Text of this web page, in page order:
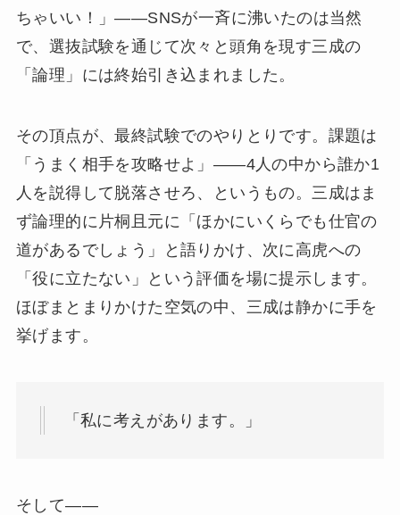
ちゃいい！」——SNSが一斉に沸いたのは当然
で、選抜試験を通じて次々と頭角を現す三成の
「論理」には終始引き込まれました。
その頂点が、最終試験でのやりとりです。課題は
「うまく相手を攻略せよ」——4人の中から誰か1
人を説得して脱落させろ、というもの。三成はま
ず論理的に片桐且元に「ほかにいくらでも仕官の
道があるでしょう」と語りかけ、次に高虎への
「役に立たない」という評価を場に提示します。
ほぼまとまりかけた空気の中、三成は静かに手を
挙げます。
「私に考えがあります。」
そして——